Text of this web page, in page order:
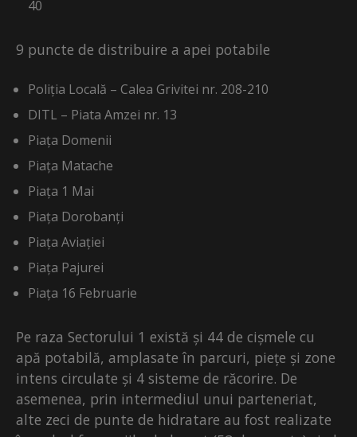
40
9 puncte de distribuire a apei potabile
Poliția Locală – Calea Grivitei nr. 208-210
DITL – Piata Amzei nr. 13
Piața Domenii
Piața Matache
Piața 1 Mai
Piața Dorobanți
Piața Aviației
Piața Pajurei
Piața 16 Februarie
Pe raza Sectorului 1 există și 44 de cișmele cu
apă potabilă, amplasate în parcuri, piețe și zone
intens circulate și 4 sisteme de răcorire. De
asemenea, prin intermediul unui parteneriat,
alte zeci de punte de hidratare au fost realizate